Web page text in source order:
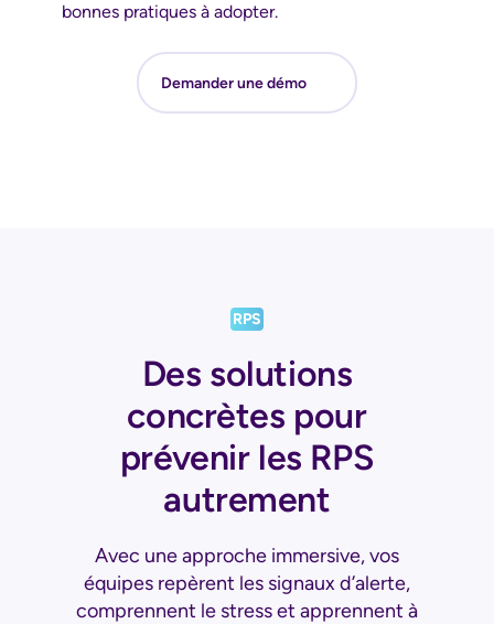
bonnes pratiques à adopter.
Demander une démo
RPS
Des solutions
concrètes pour
prévenir les RPS
autrement
Avec une approche immersive, vos
équipes repèrent les signaux d’alerte,
comprennent le stress et apprennent à